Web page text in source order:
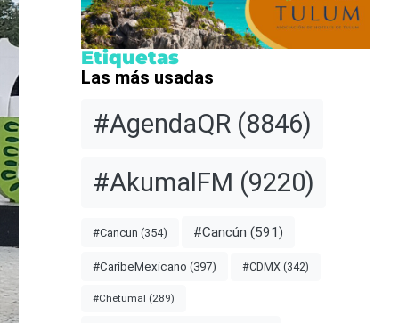
Etiquetas
Las más usadas
#AgendaQR(8846)
#AkumalFM (9220)
#Cancun (354) #Cancún (591)
#CaribeMexicano (397) #CDMX(342)
#Chetumal (289)